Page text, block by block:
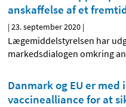
anskaffelse af et
|23. september 2020 |
Lægemiddelstyrelsen har
markedsdialogen omkring
Danmark og EU er
vaccinealliance for at